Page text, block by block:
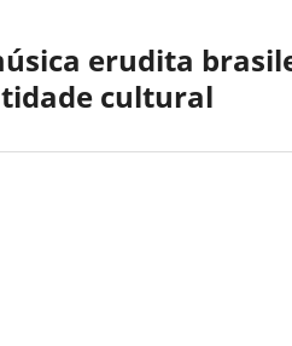
erudita
cultural